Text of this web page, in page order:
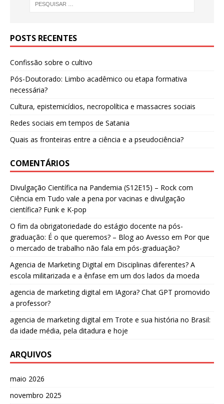
POSTS RECENTES
Confissão sobre o cultivo
Pós-Doutorado: Limbo acadêmico ou etapa formativa
necessária?
Cultura, epistemicídios, necropolítica e massacres sociais
Redes sociais em tempos de Satania
Quais as fronteiras entre a ciência e a pseudociência?
COMENTÁRIOS
Divulgação Científica na Pandemia (S12E15) – Rock com
Ciência em Tudo vale a pena por vacinas e divulgação
científica? Funk e K-pop
O fim da obrigatoriedade do estágio docente na pós-
graduação: É o que queremos? – Blog ao Avesso em Por que
o mercado de trabalho não fala em pós-graduação?
Agencia de Marketing Digital em Disciplinas diferentes? A
escola militarizada e a ênfase em um dos lados da moeda
agencia de marketing digital em IAgora? Chat GPT promovido
a professor?
agencia de marketing digital em Trote e sua história no Brasil:
da idade média, pela ditadura e hoje
ARQUIVOS
maio 2026
novembro 2025